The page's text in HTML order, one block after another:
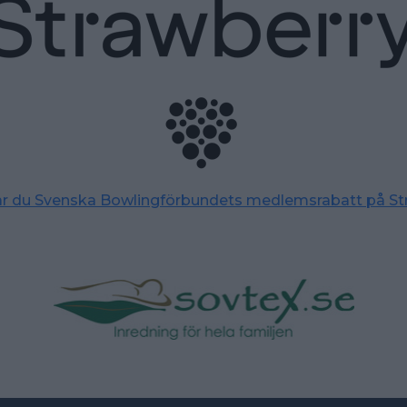
du Svenska Bowlingförbundets medlemsrabatt på